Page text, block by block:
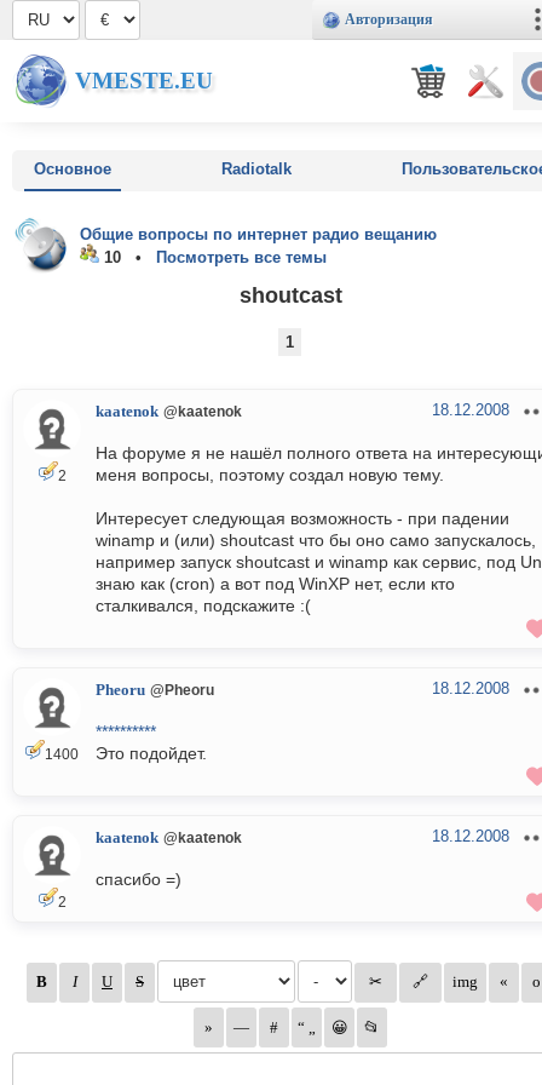
Авторизация
VMESTE.EU
Основное Radiotalk
Общие вопросы по интернет радио вещанию
10 •
Посмотреть все темы
shoutcast
1
2
kaatenok @kaatenok 18.12.2008
На форуме я не нашёл полного ответа на
меня вопросы, поэтому создал новую тему.
Интересует следующая возможность - при падении
winamp и (или) shoutcast что бы оно само запускалось,
например запуск shoutcast и winamp как сервис, под
знаю как (cron) а вот под WinXP нет, если кто
сталкивался, подскажите :(
1400
Pheoru @Pheoru 18.12.2008
**********
Это подойдет.
2
kaatenok @kaatenok 18.12.2008
спасибо =)